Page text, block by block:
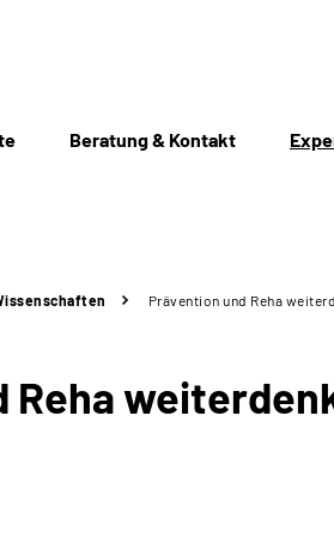
Beratung & Kontakt
Prävention und Reha
Reha